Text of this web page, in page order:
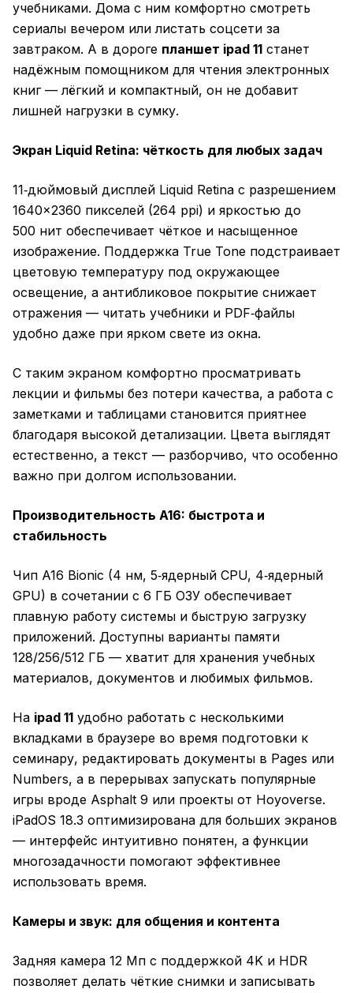
учебниками. Дома с ним комфортно смотреть
сериалы вечером или листать соцсети за
завтраком. А в дороге планшет ipad 11 станет
надёжным помощником для чтения электронных
книг — лёгкий и компактный, он не добавит
лишней нагрузки в сумку.
Экран Liquid Retina: чёткость для любых задач
11‑дюймовый дисплей Liquid Retina с разрешением
1640×2360 пикселей (264 ppi) и яркостью до
500 нит обеспечивает чёткое и насыщенное
изображение. Поддержка True Tone подстраивает
цветовую температуру под окружающее
освещение, а антибликовое покрытие снижает
отражения — читать учебники и PDF‑файлы
удобно даже при ярком свете из окна.
С таким экраном комфортно просматривать
лекции и фильмы без потери качества, а работа с
заметками и таблицами становится приятнее
благодаря высокой детализации. Цвета выглядят
естественно, а текст — разборчиво, что особенно
важно при долгом использовании.
Производительность A16: быстрота и
стабильность
Чип A16 Bionic (4 нм, 5‑ядерный CPU, 4‑ядерный
GPU) в сочетании с 6 ГБ ОЗУ обеспечивает
плавную работу системы и быструю загрузку
приложений. Доступны варианты памяти
128/256/512 ГБ — хватит для хранения учебных
материалов, документов и любимых фильмов.
На ipad 11 удобно работать с несколькими
вкладками в браузере во время подготовки к
семинару, редактировать документы в Pages или
Numbers, а в перерывах запускать популярные
игры вроде Asphalt 9 или проекты от Hoyoverse.
iPadOS 18.3 оптимизирована для больших экранов
— интерфейс интуитивно понятен, а функции
многозадачности помогают эффективнее
использовать время.
Камеры и звук: для общения и контента
Задняя камера 12 Мп с поддержкой 4K и HDR
позволяет делать чёткие снимки и записывать